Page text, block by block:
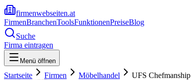
firmenwebseiten.at
FirmenBranchenToolsFunktionenPreiseBlog
Suche
Firma eintragen
Menü öffnen
Startseite Firmen Möbelhandel UFS Chefmanship